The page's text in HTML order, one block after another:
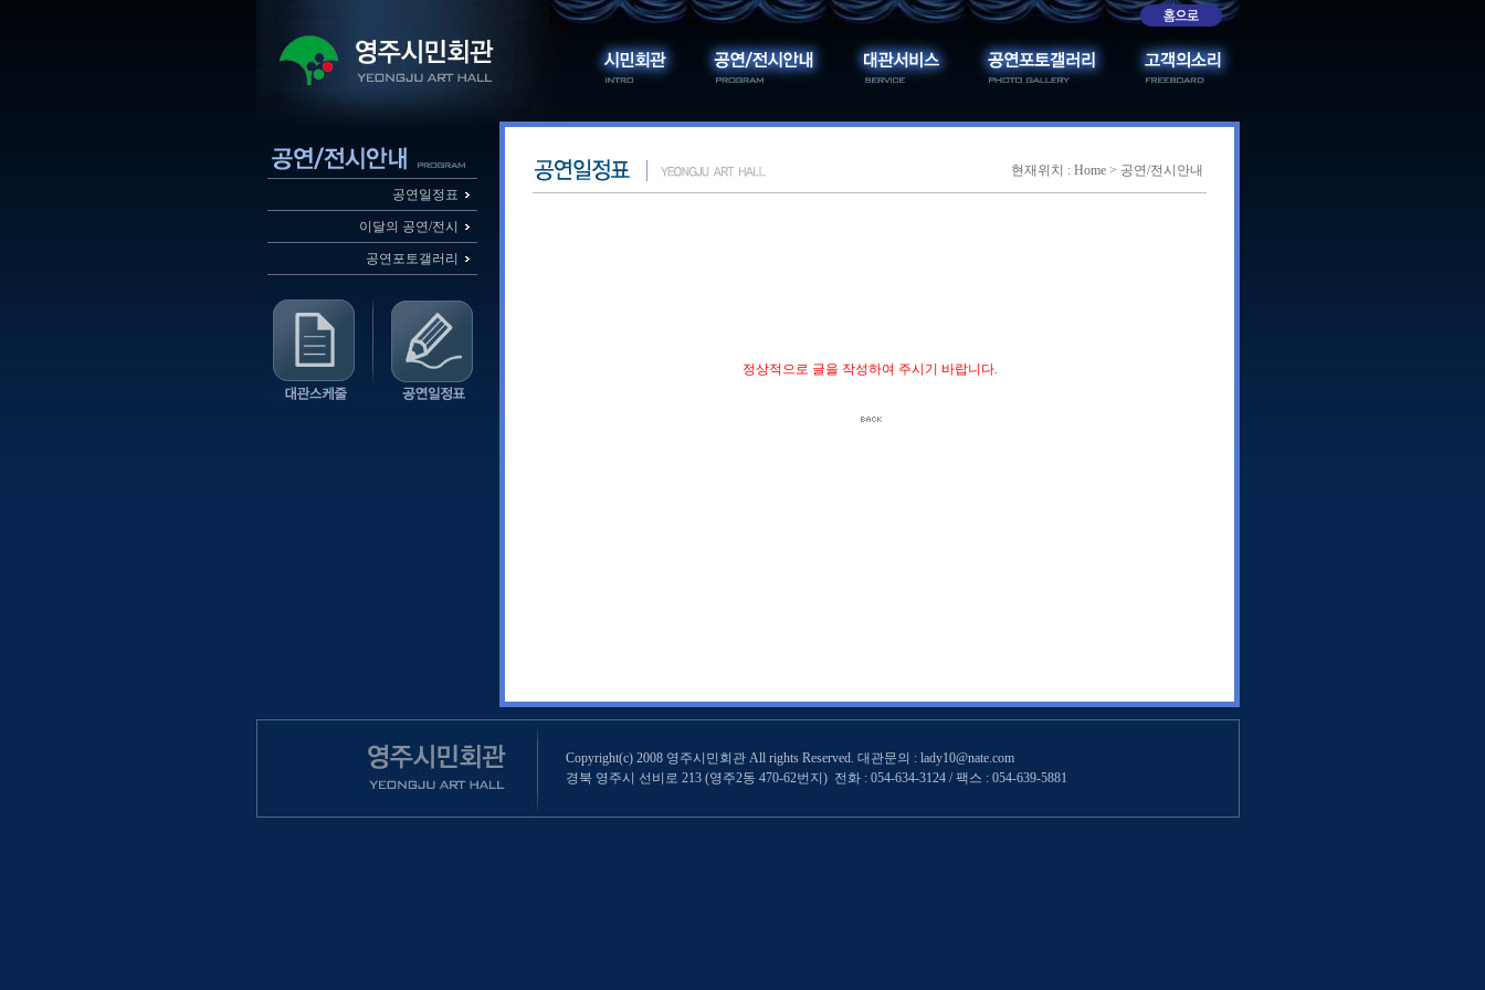
공연일정표
이달의 공연/전시
공연포토갤러리
현재위치 : Home > 공연/전시안내
정상적으로 글을 작성하여 주시기 바랍니다.
Copyright(c) 2008 영주시민회관 All rights Reserved. 대관문의 : lady10@nate.com
경북 영주시 선비로 213 (영주2동 470-62번지) 전화 : 054-634-3124 / 팩스 : 054-639-5881